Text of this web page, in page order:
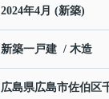
2024年4月 (新築)
新築一戸建 / 木造
広島県広島市佐伯区